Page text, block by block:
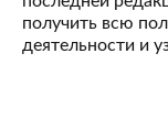
получить всю
деятельности и